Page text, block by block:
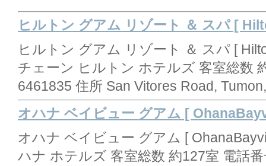
ヒルトン グアム リゾート ＆ スパ [
ヒルトン グアム リゾート ＆ スパ [
チェーン ヒルトン ホテルズ 客室総数
6461835 住所 San Vitores Road,
オハナ ベイビュー グアム [
オハナ ベイビュー グアム [
ハナ ホテルズ 客室総数 約127室 電話